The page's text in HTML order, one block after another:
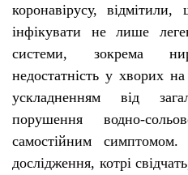
коронавірусу, відмітили,
інфікувати не лише
системи, зокрема
недостатність у хворих
ускладненням від
порушення водно-
самостійним симптомом.
дослідження, котрі